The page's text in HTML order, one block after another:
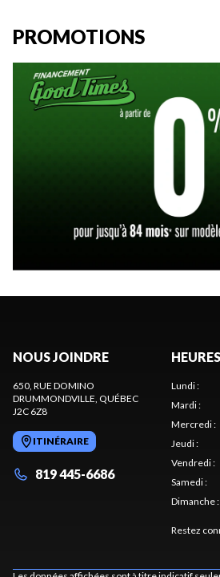
PROMOTIONS
NOUS JOINDRE
650, RUE DOMINO
DRUMMONDVILLE, QUÉBEC
J2C 6Z8
ITINÉRAIRE
819 445-6686
Lundi:
Mardi:
Mercredi:
Jeudi:
Vendredi:
Samedi:
Dimanche:
Restez